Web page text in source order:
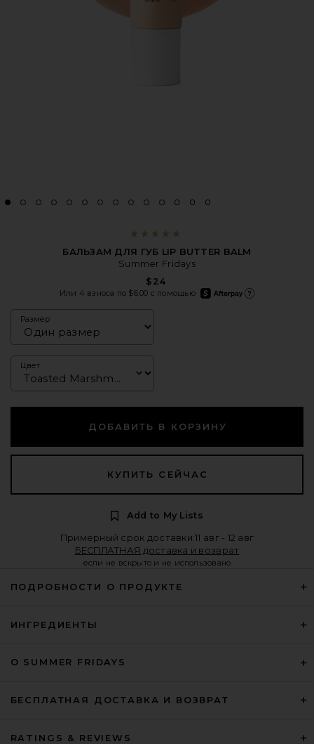
БАЛЬЗАМ ДЛЯ ГУБ LIP BUTTER BALM
Summer Fridays
$24
Или 4 взноса по $6.00 с помощью
afterpay
Размер
Цвет
ДОБАВИТЬ В КОРЗИНУ
КУПИТЬ СЕЙЧАС
Add to My Lists
Примерный срок доставки:11 авг - 12 авг
БЕСПЛАТНАЯ доставка и возврат
если не вскрыто и не использовано
ПОДРОБНОСТИ О ПРОДУКТЕ
ИНГРЕДИЕНТЫ
О SUMMER FRIDAYS
БЕСПЛАТНАЯ ДОСТАВКА И ВОЗВРАТ
RATINGS & REVIEWS